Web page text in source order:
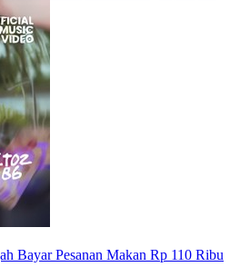
Bayar Pesanan Makan Rp 110 Ribu